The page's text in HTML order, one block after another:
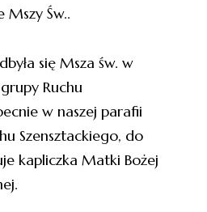
Mszy Św..
się Msza św. w
Ruchu
w naszej parafii
Szensztackiego, do
kapliczka Matki Bożej